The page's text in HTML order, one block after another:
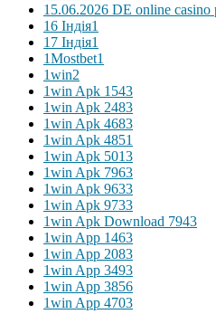
15.06.2026 DE online casino
16 Індія1
17 Індія1
1Mostbet1
1win2
1win Apk 1543
1win Apk 2483
1win Apk 4683
1win Apk 4851
1win Apk 5013
1win Apk 7963
1win Apk 9633
1win Apk 9733
1win Apk Download 7943
1win App 1463
1win App 2083
1win App 3493
1win App 3856
1win App 4703